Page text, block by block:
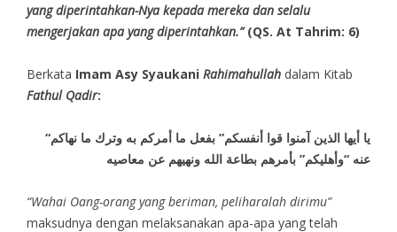
yang diperintahkan-Nya kepada mereka dan selalu
mengerjakan apa yang diperintahkan.”(QS. At Tahrim: 6)
Berkata Imam Asy SyaukaniRahimahullahdalam Kitab
Fathul Qadir:
“يا أيها الذين آمنوا قوا أنفسكم” بفعل ما أمركم به وترك ما نهاكم
عنه “وأهليكم” بأمرهم بطاعة الله ونهيهم عن معاصيه
“Wahai Oang-orang yang beriman, peliharalah dirimu”
maksudnya dengan melaksanakan apa-apa yang telah